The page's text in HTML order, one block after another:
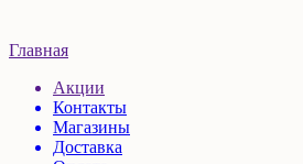
Главная
Акции
Контакты
Магазины
Доставка